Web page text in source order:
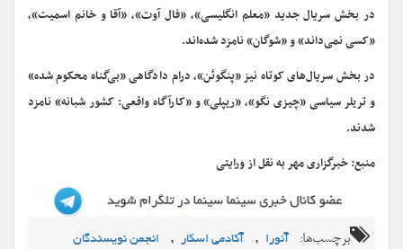
در بخش سریال جدید «معلم انگلیسی»، «فال آوت»، «آقا و خانم اسمیت»،
«کسی نمی‌داند» و «شوگان» نامزد شده‌اند.
در بخش سریال‌های کوتاه نیز «پنگوئن»، درام دادگاهی «بی‌گناه محکوم شده»
و تریلر سیاسی «چیزی نگو»، «ریپلی» و «کارآگاه واقعی: کشور شبانه» نامزد
شدند.
منبع: خبرگزاری مهر به نقل از ورایتی
برچسب‌ها: آنورا , آکادمی اسکار ,
انجمن نویسندگان